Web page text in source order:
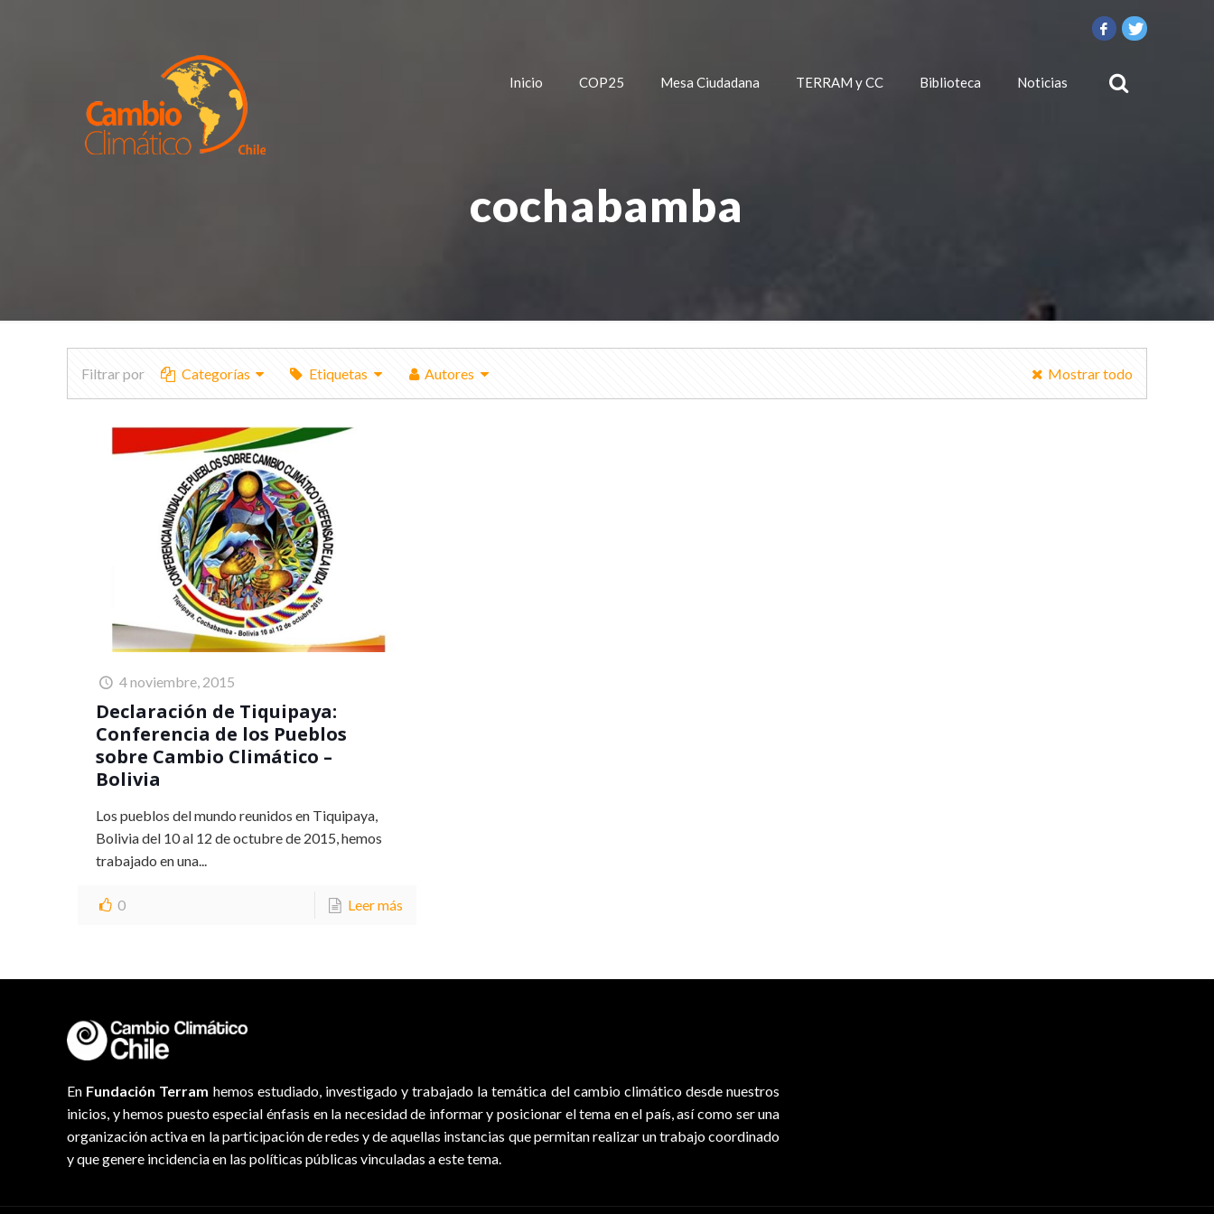
Inicio COP25 Mesa Ciudadana TERRAM y CC Biblioteca Noticias
cochabamba
Filtrar por Categorías Etiquetas Autores Mostrar todo
4 noviembre, 2015
Declaración de Tiquipaya:
Conferencia de los Pueblos
sobre Cambio Climático –
Bolivia
Los pueblos del mundo reunidos en Tiquipaya,
Bolivia del 10 al 12 de octubre de 2015, hemos
trabajado en una...
0 Leer más
En Fundación Terram hemos estudiado, investigado y trabajado la temática del cambio climático desde nuestros
inicios, y hemos puesto especial énfasis en la necesidad de informar y posicionar el tema en el país, así como ser una
organización activa en la participación de redes y de aquellas instancias que permitan realizar un trabajo coordinado
y que genere incidencia en las políticas públicas vinculadas a este tema.